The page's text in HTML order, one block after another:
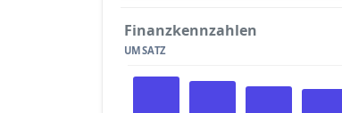
Finanzkennzahlen
UMSATZ